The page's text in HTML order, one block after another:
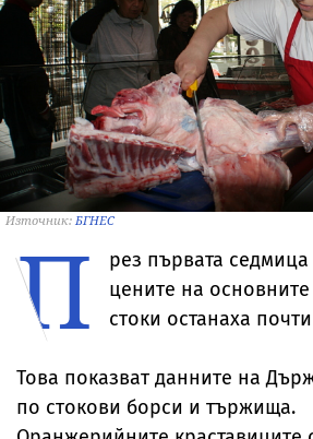
Източник: БГНЕС
П
рез първата
цените на
стоки останаха
Това показват данните на
по стокови борси и тържища.